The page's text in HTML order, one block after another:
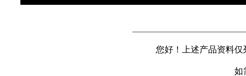
您好！上述产品资料仅
如